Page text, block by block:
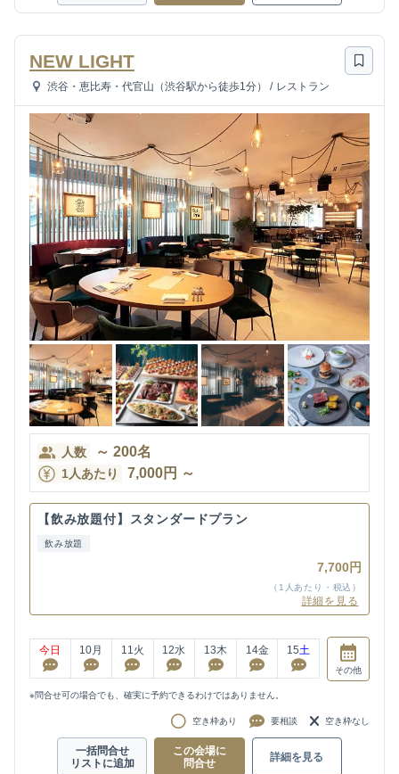
NEW LIGHT
渋谷・恵比寿・代官山（渋谷駅から徒歩1分） / レストラン
人数 ～ 200名
1人あたり 7,000円 ～
【飲み放題付】スタンダードプラン
飲み放題
7,700円
（1人あたり・税込）
詳細を見る
今日 10月 11火 12水 13木 14金 15土
その他
※問合せ可の場合でも、確実に予約できるわけではありません。
空き枠あり 要相談 空き枠なし
一括問合せ
リストに追加
この会場に
問合せ
詳細を見る